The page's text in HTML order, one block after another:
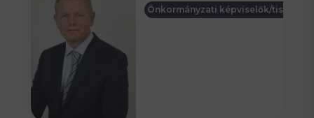
Önkormányzati képviselők/